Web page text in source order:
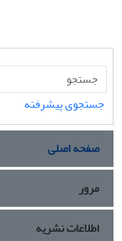
جستجوی پیشرفته
صفحه اصلی
مرور
اطلاعات نشریه